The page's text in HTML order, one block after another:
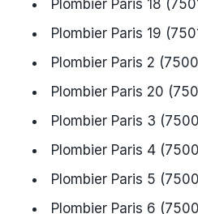
Plombier Paris 18
Plombier Paris 19
Plombier Paris 2
Plombier Paris 20
Plombier Paris 3
Plombier Paris 4
Plombier Paris 5
Plombier Paris 6